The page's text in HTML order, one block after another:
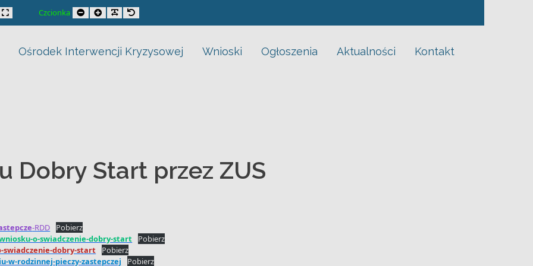
layout
Wide layoutCzcionka Smaller Font
Larger Font
Readable Font
Default Font
Ośrodek Interwencji Kryzysowej Wnioski Ogłoszenia Aktualności Kontakt
Dobry Start przez ZUS
-RDD
Pobierz
o-swiadczenie-dobry-start
Pobierz
swiadczenie-dobry-start
Pobierz
w-rodzinnej-pieczy-zastepczej
Pobierz